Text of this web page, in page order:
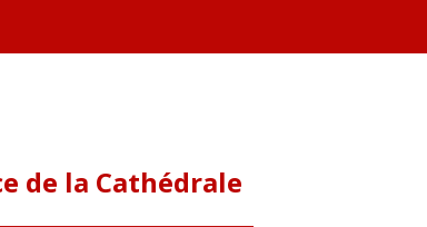
de la Cathédrale